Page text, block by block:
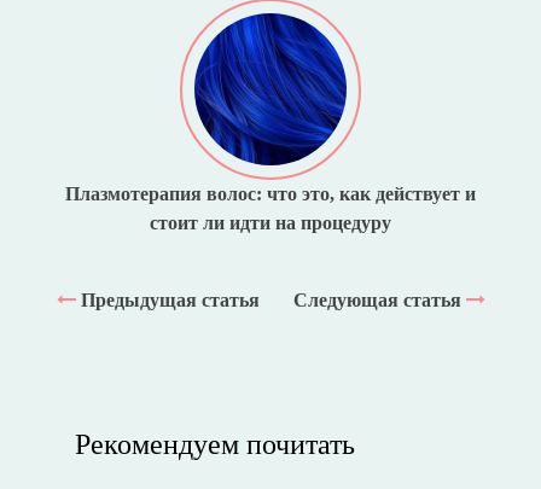
Плазмотерапия волос: что это, как действует и
стоит ли идти на процедуру
Предыдущая статья Следующая статья
Рекомендуем почитать